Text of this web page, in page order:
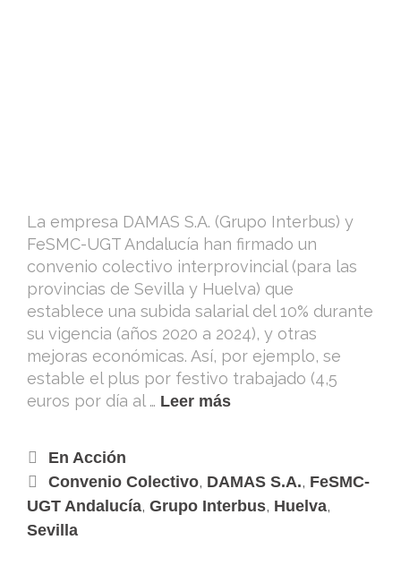
La empresa DAMAS S.A. (Grupo Interbus) y
FeSMC-UGT Andalucía han firmado un
convenio colectivo interprovincial (para las
provincias de Sevilla y Huelva) que
establece una subida salarial del 10% durante
su vigencia (años 2020 a 2024), y otras
mejoras económicas. Así, por ejemplo, se
estable el plus por festivo trabajado (4,5
euros por día al … Leer más
En Acción
Convenio Colectivo, DAMAS S.A., FeSMC-
UGT Andalucía, Grupo Interbus, Huelva,
Sevilla